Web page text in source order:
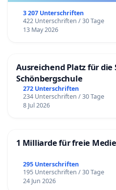
3 207 Unterschriften
422 Unterschriften / 30 Tage
13 May 2026
Ausreichend Platz für die
Schönbergschule
272 Unterschriften
234 Unterschriften / 30 Tage
8 Jul 2026
1 Milliarde für freie
295 Unterschriften
195 Unterschriften / 30 Tage
24 Jun 2026